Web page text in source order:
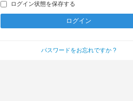
ログイン状態を保存する
パスワードをお忘れですか ?